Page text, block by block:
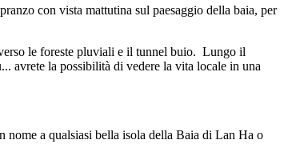
con vista mattutina sul paesaggio della baia, per
le foreste pluviali e il tunnel buio. Lungo il
avrete la possibilità di vedere la vita locale in una
nome a qualsiasi bella isola della Baia di Lan Ha o